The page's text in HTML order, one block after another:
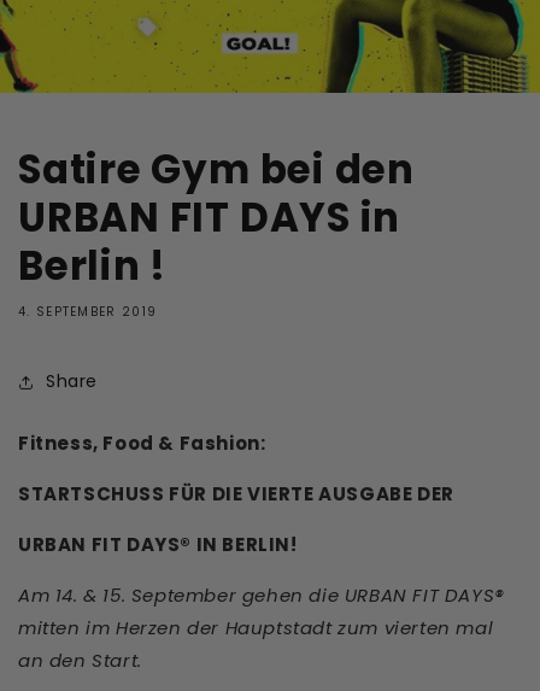
Satire Gym bei den
URBAN FIT DAYS in
Berlin !
4. SEPTEMBER 2019
Share
Fitness, Food & Fashion:
STARTSCHUSS FÜR DIE VIERTE AUSGABE DER
URBAN FIT DAYS® IN BERLIN!
Am 14. & 15. September gehen die URBAN FIT DAYS®
mitten im Herzen der Hauptstadt zum vierten mal
an den Start.